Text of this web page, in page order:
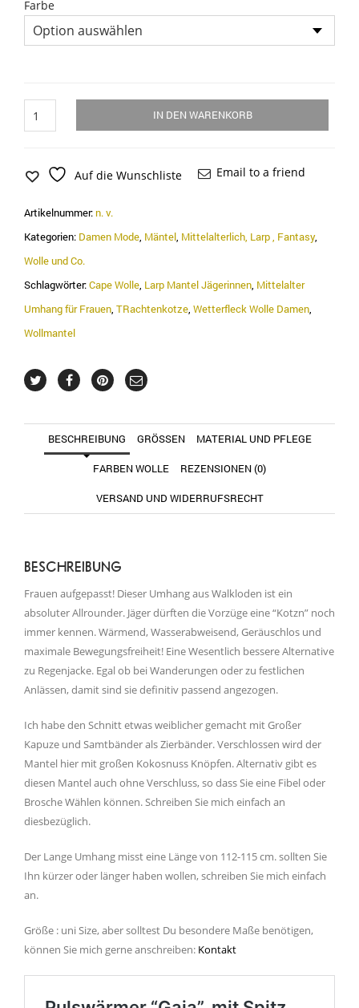
Farbe
Walk
Wetterfleck
für
Frauen
IN DEN WARENKORB
Auf die Wunschliste Email to a friend
Artikelnummer:n. v.
Kategorien: Damen Mode, Mäntel, Mittelalterlich, Larp , Fantasy,
Wolle und Co.
Schlagwörter:Cape Wolle, Larp Mantel Jägerinnen, Mittelalter
Umhang für Frauen, TRachtenkotze, Wetterfleck Wolle Damen,
Wollmantel
BESCHREIBUNG GRÖSSEN MATERIAL UND PFLEGE
FARBEN WOLLE REZENSIONEN (0)
VERSAND UND WIDERRUFSRECHT
BESCHREIBUNG
Frauen aufgepasst! Dieser Umhang aus Walkloden ist ein
absoluter Allrounder. Jäger dürften die Vorzüge eine “Kotzn” noch
immer kennen. Wärmend, Wasserabweisend, Geräuschlos und
maximale Bewegungsfreiheit! Eine Wesentlich bessere Alternative
zu Regenjacke. Egal ob bei Wanderungen oder zu festlichen
Anlässen, damit sind sie definitiv passend angezogen.
Ich habe den Schnitt etwas weiblicher gemacht mit Großer
Kapuze und Samtbänder als Zierbänder. Verschlossen wird der
Mantel hier mit großen Kokosnuss Knöpfen. Alternativ gibt es
diesen Mantel auch ohne Verschluss, so dass Sie eine Fibel oder
Brosche Wählen können. Schreiben Sie mich einfach an
diesbezüglich.
Der Lange Umhang misst eine Länge von 112-115 cm. sollten Sie
Ihn kürzer oder länger haben wollen, schreiben Sie mich einfach
an.
Größe : uni Size, aber solltest Du besondere Maße benötigen,
können Sie mich gerne anschreiben: Kontakt